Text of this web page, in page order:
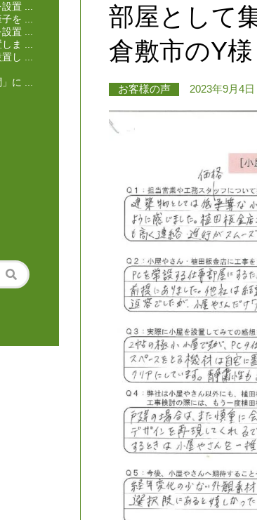
置 ...
を ...
置 ...
ま ...
し ...
に ...
部屋として
倉敷市のY様
お客様の声 2023年9月4日